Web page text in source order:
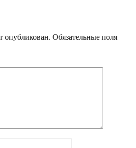
опубликован. Обязательные поля